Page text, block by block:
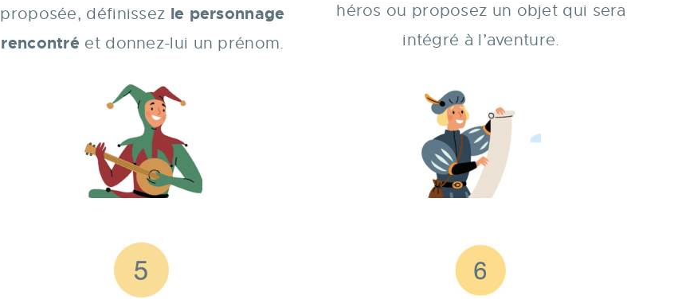
proposée, définissez le personnage
rencontré et donnez-lui un prénom.
héros ou proposez un objet qui sera
intégré à l’aventure.